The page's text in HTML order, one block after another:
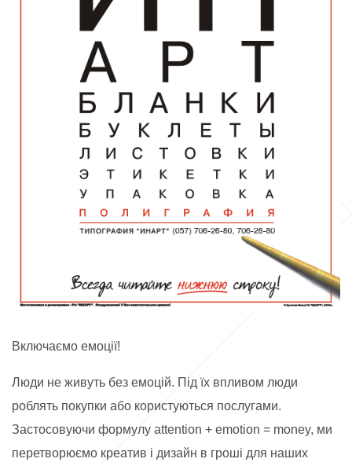
Включаємо емоції!
Люди не живуть без емоцій. Під їх впливом люди
роблять покупки або користуються послугами.
Застосовуючи формулу attention + emotion = money, ми
перетворюємо креатив і дизайн в гроші для наших